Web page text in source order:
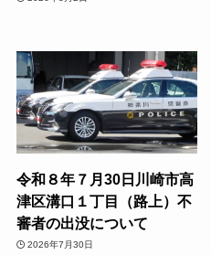
令和８年７月30日川崎市高
津区溝口１丁目（路上）不
審者の出没について
2026年7月30日